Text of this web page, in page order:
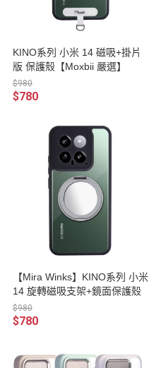
KINO系列 小米 14 磁吸+掛片
版 保護殼【Moxbii 嚴選】
$980
$780
【Mira Winks】KINO系列 小米
14 旋轉磁吸支架+鏡面保護殼
$980
$780